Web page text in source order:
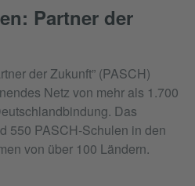
Partner der
der Zukunft” (PASCH)
Netz von mehr als 1.700
Das
550 PASCH-Schulen in den
von über 100 Ländern.